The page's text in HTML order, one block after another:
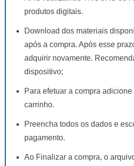
produtos digitais.
Download dos materiais
após a compra. Após esse
adquirir novamente.
dispositivo;
Para efetuar a compra
carrinho.
Preencha todos os dados e
pagamento.
Ao Finalizar a compra, o